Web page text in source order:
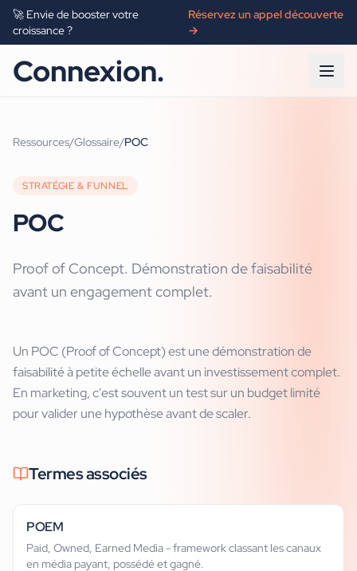
🚀 Envie de booster votre
croissance ?
Réservez un appel découverte
→
Connexion.
Ressources/Glossaire/POC
STRATÉGIE & FUNNEL
POC
Proof of Concept. Démonstration de faisabilité
avant un engagement complet.
Un POC (Proof of Concept) est une démonstration de
faisabilité à petite échelle avant un investissement complet.
En marketing, c'est souvent un test sur un budget limité
pour valider une hypothèse avant de scaler.
Termes associés
POEM
Paid, Owned, Earned Media - framework classant les canaux
en média payant, possédé et gagné.